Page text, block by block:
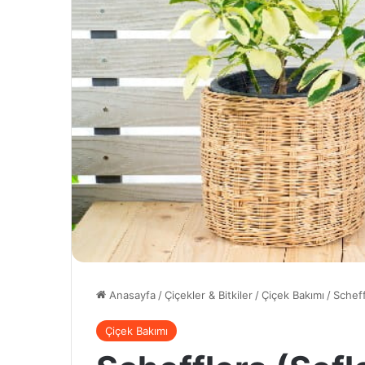
Anasayfa /Çiçekler & Bitkiler /Çiçek Bakımı /
Çiçek Bakımı